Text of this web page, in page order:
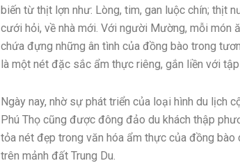
biến từ thịt lợn như: Lòng, tim, gan luộc chín; thịt
cưới hỏi, về nhà mới. Với người Mường, mỗi món
chứa đựng những ân tình của đồng bào trong
là một nét đặc sắc ẩm thực riêng, gắn liền với
Ngày nay, nhờ sự phát triển của loại hình du lịch
Phú Thọ cũng được đông đảo du khách thập
tỏa nét đẹp trong văn hóa ẩm thực của đồng
trên mảnh đất Trung Du.